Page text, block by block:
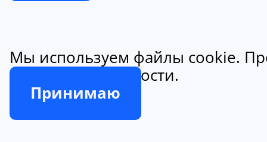
Мы используем файлы cookie.
конфиденциальности.
Принимаю